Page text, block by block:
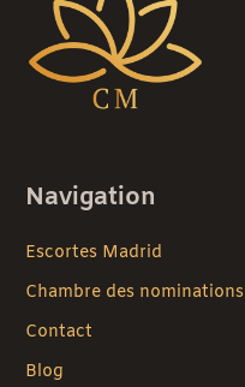
Navigation
Escortes Madrid
Chambre des nominations
Contact
Blog